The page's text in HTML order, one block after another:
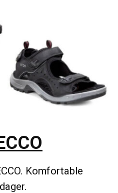
Komfortable